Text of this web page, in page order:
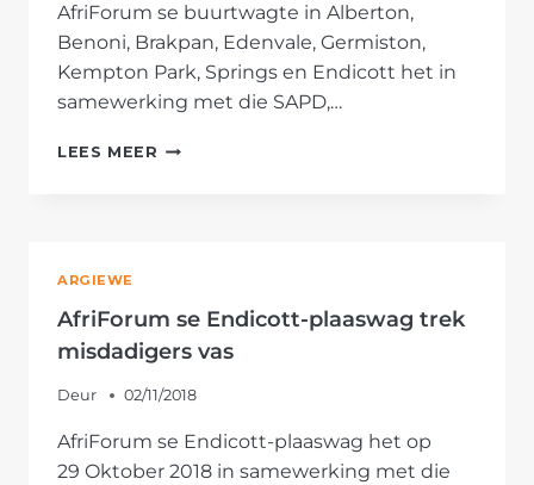
AfriForum se buurtwagte in Alberton,
Benoni, Brakpan, Edenvale, Germiston,
Kempton Park, Springs en Endicott het in
samewerking met die SAPD,…
LEES MEER AFRIFORUM
ARGIEWE
AfriForum se Endicott-plaaswag trek
misdadigers vas
Deur 02/11/2018
AfriForum se Endicott-plaaswag het op
29 Oktober 2018 in samewerking met die